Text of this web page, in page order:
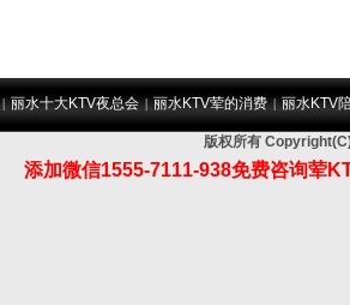
|丽水十大KTV夜总会 |丽水KTV荤的消费 |丽水KTV
版权所有
添加微信1555-7111-938免费咨询荤